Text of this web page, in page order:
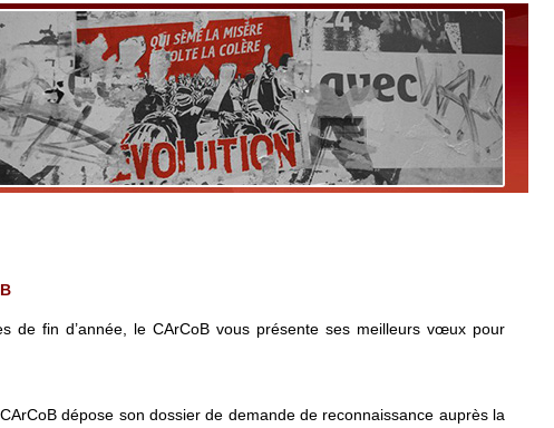
de fin d’année, le CArCoB vous présente ses meilleurs vœux pour
dépose son dossier de demande de reconnaissance auprès la